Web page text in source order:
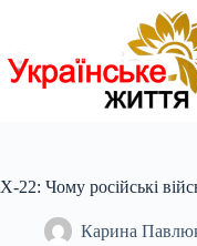
Х-22: Чому російські
Карина